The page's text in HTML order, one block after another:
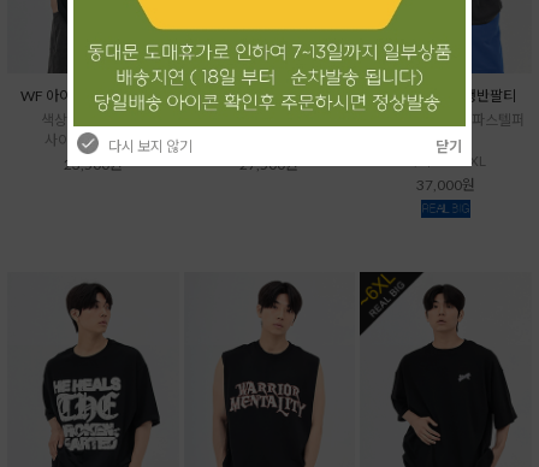
WF 아이스소로나반팔티
색상- 블랙,화이트
사이즈- XL~4XL
23,500원
WF 배색소로나반팔티
27,500원
VU 곰세마리급행반팔티
색상- 다크그레이, 파스텔퍼
플
사이즈- ~5XL
37,000원
다시 보지 않기 닫기